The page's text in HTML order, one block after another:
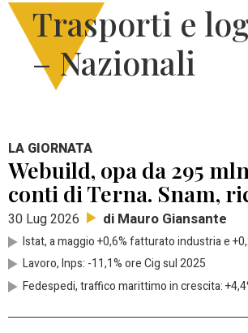
Trasporti e
– Nazionali
LA GIORNATA
Webuild, opa da 295
conti di Terna. Snam,
30 Lug 2026 di Mauro Giansante
Istat, a maggio +0,6% fatturato industria e
Lavoro, Inps: -11,1% ore Cig sul 2025
Fedespedi, traffico marittimo in crescita: